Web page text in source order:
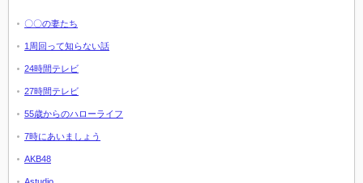
〇〇の妻たち
1周回って知らない話
24時間テレビ
27時間テレビ
55歳からのハローライフ
7時にあいましょう
AKB48
Astudio